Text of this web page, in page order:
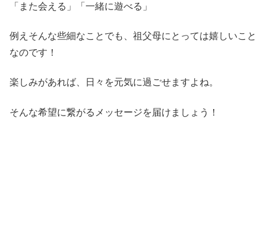
「また会える」「一緒に遊べる」
例えそんな些細なことでも、祖父母にとっては嬉しいこと
なのです！
楽しみがあれば、日々を元気に過ごせますよね。
そんな希望に繋がるメッセージを届けましょう！